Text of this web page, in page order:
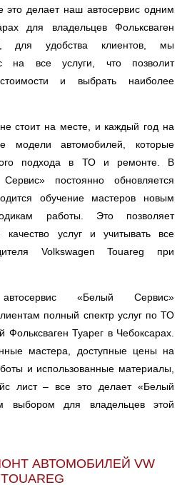
это делает наш автосервис одним
для владельцев Фольксваген
для удобства клиентов, мы
на все услуги, что позволит
и выбрать наиболее
стоит на месте, и каждый год на
модели автомобилей, которые
подхода в ТО и ремонте. В
постоянно обновляется
обучение мастеров новым
работы. Это позволяет
качество услуг и учитывать все
Volkswagen Touareg при
«Белый Сервис»
полный спектр услуг по ТО
Фольксваген Туарег в Чебоксарах.
мастера, доступные цены на
и использованные материалы,
лист – все это делает «Белый
выбором для владельцев этой
АВТОМОБИЛЕЙ VW
TOUAREG